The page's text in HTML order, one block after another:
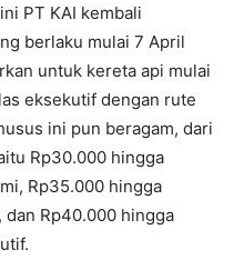
PT KAI kembali
berlaku mulai 7 April
untuk kereta api mulai
eksekutif dengan rute
ini pun beragam, dari
Rp30.000 hingga
Rp35.000 hingga
dan Rp40.000 hingga